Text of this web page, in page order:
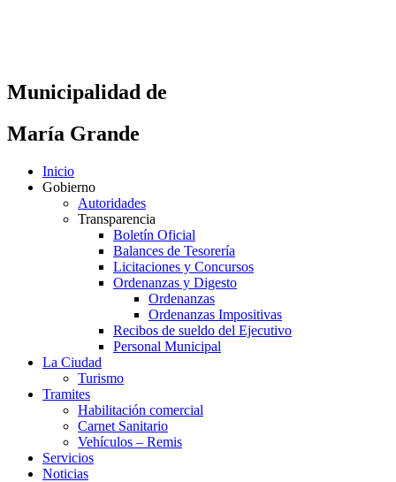
Municipalidad de
María Grande
Inicio
Gobierno
Autoridades
Transparencia
Boletín Oficial
Balances de Tesorería
Licitaciones y Concursos
Ordenanzas y Digesto
Ordenanzas
Ordenanzas Impositivas
Recibos de sueldo del Ejecutivo
Personal Municipal
La Ciudad
Turismo
Tramites
Habilitación comercial
Carnet Sanitario
Vehículos – Remis
Servicios
Noticias